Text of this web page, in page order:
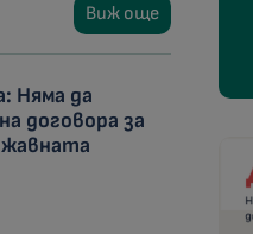
Виж още
Няма да
договора за